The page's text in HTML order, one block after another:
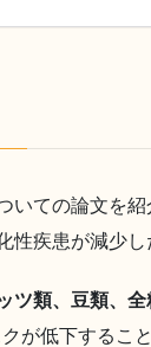
いての論文を紹
性疾患が減少し
ツ類、豆類、全
が低下するこ